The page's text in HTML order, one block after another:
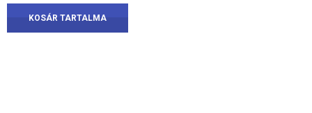
KOSÁR TARTALMA